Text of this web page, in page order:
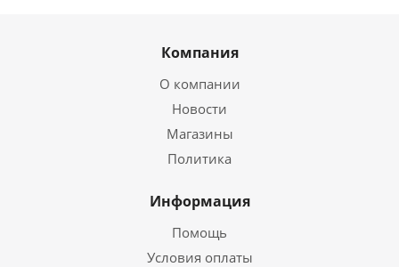
Компания
О компании
Новости
Магазины
Политика
Информация
Помощь
Условия оплаты